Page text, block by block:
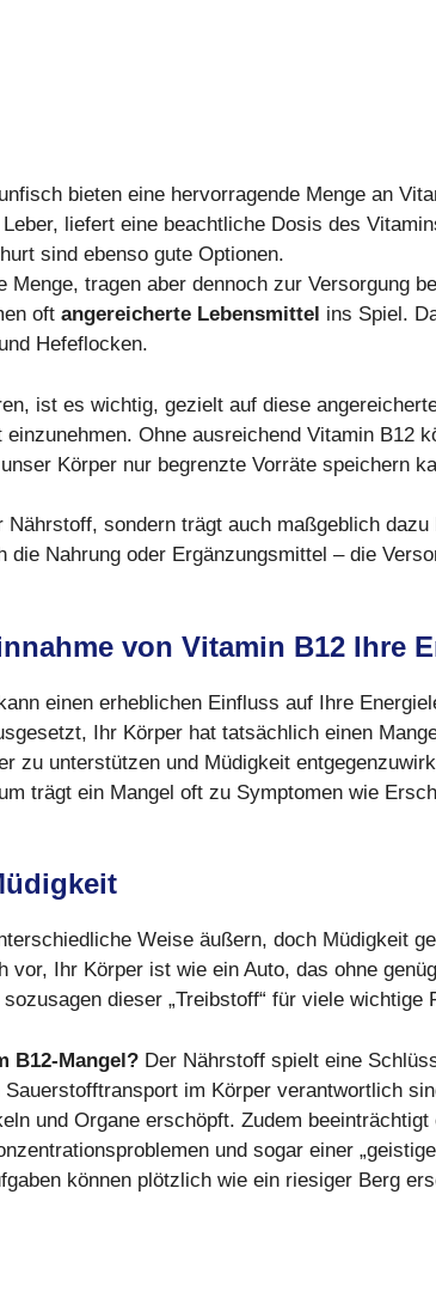
bieten eine hervorragende Menge an
liefert eine beachtliche Dosis des
sind ebenso gute Optionen.
Menge, tragen aber dennoch zur Versorgung
oft angereicherte Lebensmittel ins Spiel.
Hefeflocken.
ist es wichtig, gezielt auf diese
Ohne ausreichend Vitamin B12
Körper nur begrenzte Vorräte speichern
sondern trägt auch maßgeblich
Nahrung oder Ergänzungsmittel – die
von Vitamin B12 Ihre
einen erheblichen Einfluss auf Ihre
Ihr Körper hat tatsächlich einen
zu unterstützen und Müdigkeit
trägt ein Mangel oft zu Symptomen wie
Weise äußern, doch Müdigkeit
vor, Ihr Körper ist wie ein Auto, das ohne
dieser „Treibstoff“ für viele wichtige
B12-Mangel? Der Nährstoff spielt eine
im Körper verantwortlich
und Organe erschöpft. Zudem beeinträchtigt
und sogar einer
können plötzlich wie ein riesiger Berg